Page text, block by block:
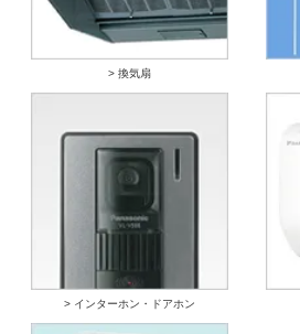
> 換気扇
> インターホン・ドアホン